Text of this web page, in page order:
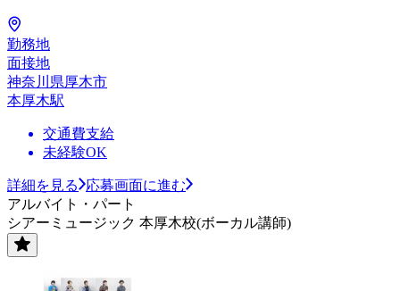
勤務地
面接地
神奈川県厚木市
本厚木駅
交通費支給
未経験OK
詳細を見る
応募画面に進む
アルバイト・パート
シアーミュージック 本厚木校(ボーカル講師)